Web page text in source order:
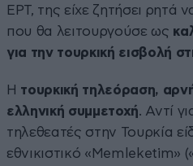
ΕΡΤ, της είχε ζητήσει ρητά
που θα λειτουργούσε ως
για την τουρκική εισβολή
Η τουρκική τηλεόραση,
ελληνική συμμετοχή. Αντί
τηλεθεατές στην Τουρκία
εθνικιστικό «Memleketim»